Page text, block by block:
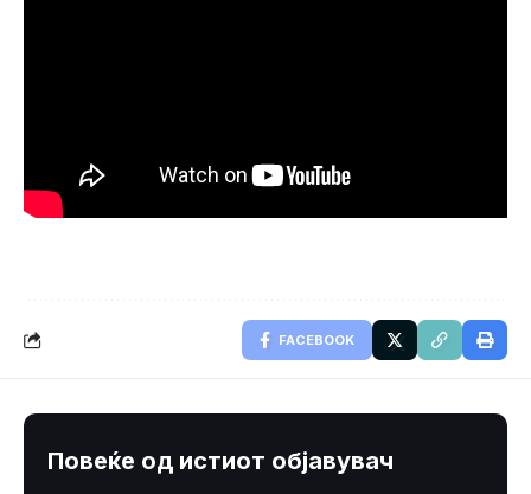
FACEBOOK
Повеќе од истиот објавувач